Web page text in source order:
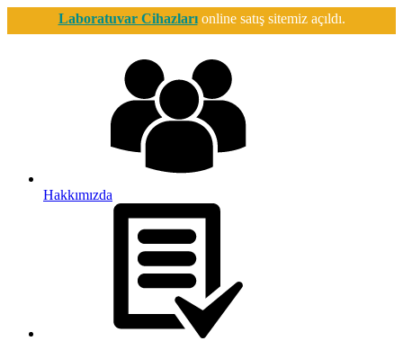
Laboratuvar Cihazlarıonline satış sitemiz açıldı.
Hakkımızda